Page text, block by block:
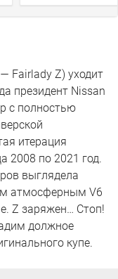
Fairlady Z) уходит
президент Nissan
с полностью
итерация
2008 по 2021 год.
выглядела
атмосферным V6
Z заряжен… Стоп!
должное
купе.